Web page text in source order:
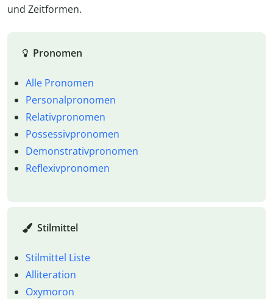
und Zeitformen.
Pronomen
Alle Pronomen
Personalpronomen
Relativpronomen
Possessivpronomen
Demonstrativpronomen
Reflexivpronomen
Stilmittel
Stilmittel Liste
Alliteration
Oxymoron